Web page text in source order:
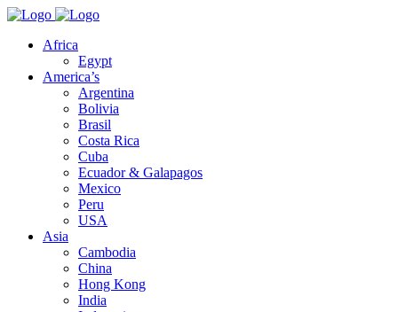
Africa
Egypt
America’s
Argentina
Bolivia
Brasil
Costa Rica
Cuba
Ecuador & Galapagos
Mexico
Peru
USA
Asia
Cambodia
China
Hong Kong
India